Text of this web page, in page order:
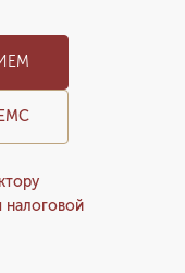
налоговой